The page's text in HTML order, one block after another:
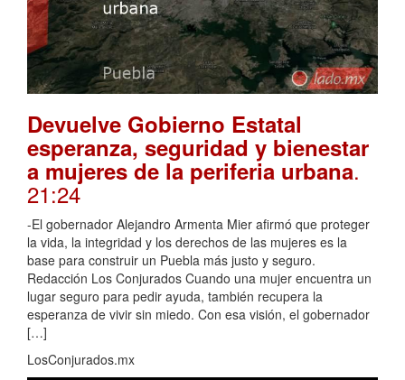
Devuelve Gobierno Estatal
esperanza, seguridad y bienestar
a mujeres de la periferia urbana.
21:24
-El gobernador Alejandro Armenta Mier afirmó que proteger
la vida, la integridad y los derechos de las mujeres es la
base para construir un Puebla más justo y seguro.
Redacción Los Conjurados Cuando una mujer encuentra un
lugar seguro para pedir ayuda, también recupera la
esperanza de vivir sin miedo. Con esa visión, el gobernador
[…]
LosConjurados.mx